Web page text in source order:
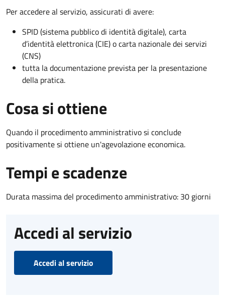
Per accedere al servizio, assicurati di avere:
SPID (sistema pubblico di identità digitale), carta
d’identità elettronica (CIE) o carta nazionale dei servizi
(CNS)
tutta la documentazione prevista per la presentazione
della pratica.
Cosa si ottiene
Quando il procedimento amministrativo si conclude
positivamente si ottiene un'agevolazione economica.
Tempi e scadenze
Durata massima del procedimento amministrativo: 30 giorni
Accedi al servizio
Accedi al servizio